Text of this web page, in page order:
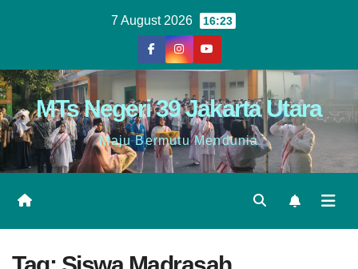
7 August 2026 16:23
MTs Negeri 39 Jakarta Utara
Maju Bermutu Mendunia